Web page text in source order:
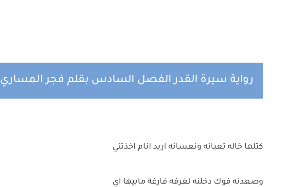
رواية سيرة القدر الفصل السادس بقلم فجر المساري
كتلها خاله تعبانه ونعسانه اريد انام اخذتني
وصعدنه فوك دخلنه لغرفه فارغة مابيها اي